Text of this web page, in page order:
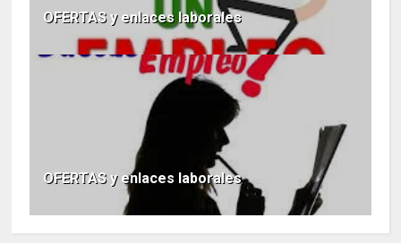
OFERTAS y enlaces laborales
OFERTAS y enlaces laborales